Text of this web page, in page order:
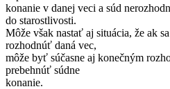
konanie v danej veci a súd
do starostlivosti.
Môže však nastať aj situácia, že ak
rozhodnúť daná vec,
môže byť súčasne aj konečným
prebehnúť súdne
konanie.